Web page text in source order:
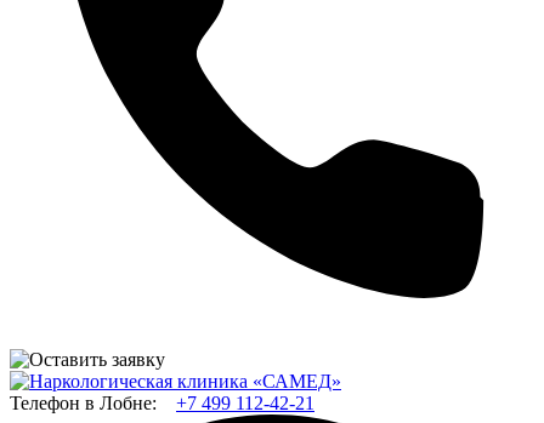
Телефон в Лобне: +7 499 112-42-21